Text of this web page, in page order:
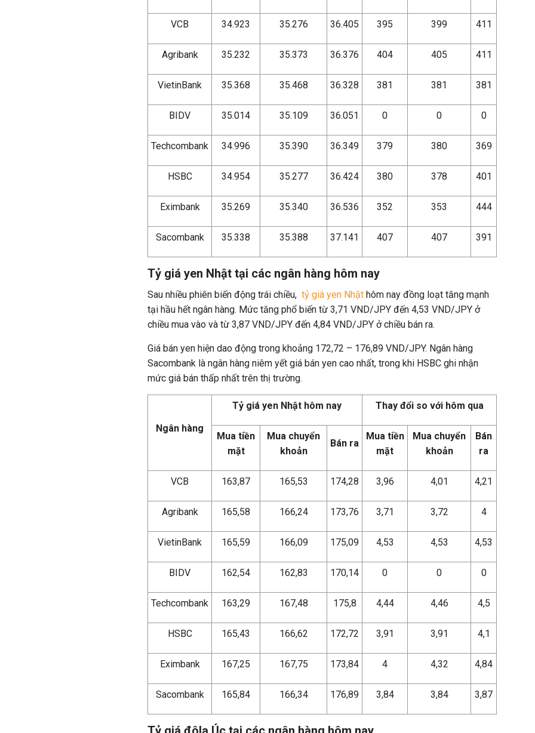
VCB 34.923 35.276 36.405 395 399 411
Agribank 35.232 35.373 36.376 404 405 411
VietinBank 35.368 35.468 36.328 381 381 381
BIDV 35.014 35.109 36.051 0 0 0
Techcombank 34.996 35.390 36.349 379 380 369
HSBC 34.954 35.277 36.424 380 378 401
Eximbank 35.269 35.340 36.536 352 353 444
Sacombank 35.338 35.388 37.141 407 407 391
Tỷ giá yen Nhật tại các ngân hàng hôm nay
Sau nhiều phiên biến động trái chiều, tỷ giá yen Nhật hôm nay đồng loạt tăng mạnh
tại hầu hết ngân hàng. Mức tăng phổ biến từ 3,71 VND/JPY đến 4,53 VND/JPY ở
chiều mua vào và từ 3,87 VND/JPY đến 4,84 VND/JPY ở chiều bán ra.
Giá bán yen hiện dao động trong khoảng 172,72 – 176,89 VND/JPY. Ngân hàng
Sacombank là ngân hàng niêm yết giá bán yen cao nhất, trong khi HSBC ghi nhận
mức giá bán thấp nhất trên thị trường.
Ngân hàng
Tỷ giá yen Nhật hôm nay Thay đổi so với hôm qua
Mua tiền
mặt
Mua chuyển
khoản
Bán ra
Mua tiền
mặt
Mua chuyển
khoản
Bán
ra
VCB 163,87 165,53 174,28 3,96 4,01 4,21
Agribank 165,58 166,24 173,76 3,71 3,72 4
VietinBank 165,59 166,09 175,09 4,53 4,53 4,53
BIDV 162,54 162,83 170,14 0 0 0
Techcombank 163,29 167,48 175,8 4,44 4,46 4,5
HSBC 165,43 166,62 172,72 3,91 3,91 4,1
Eximbank 167,25 167,75 173,84 4 4,32 4,84
Sacombank 165,84 166,34 176,89 3,84 3,84 3,87